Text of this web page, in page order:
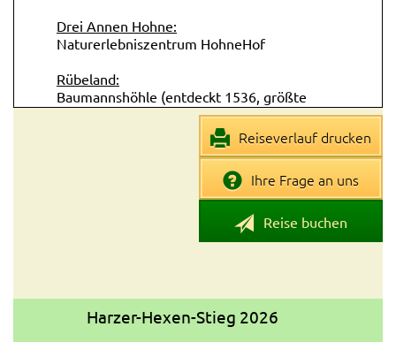
Drei Annen Hohne:
Naturerlebniszentrum HohneHof
Rübeland:
Baumannshöhle (entdeckt 1536, größte
deutsche Schau-Tropfsteinhöhle)
Hermannshöhle (entdeckt 1866, einzigartige
Rappbode-Talsperre (größte Trinkwasser-
Talsperre Deutschlands):
Megazipline (Doppelseilrutsche, 1.000 m
Thale:
Hexentanzplatz (erreichbar mit
Reiseverlauf drucken
Ihre Frage an uns
Reise buchen
Harzer-Hexen-Stieg 2026